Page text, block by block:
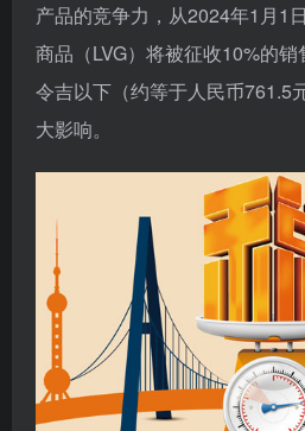
产品的竞争力，从2024年1月1
商品（LVG）将被征收10%的
令吉以下（约等于人民币761.5
大影响。